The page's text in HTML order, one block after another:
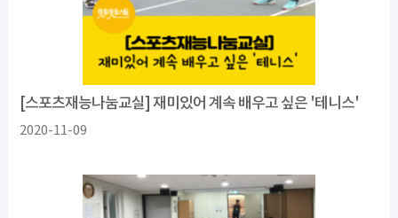
[스포츠재능나눔교실] 재미있어 계속 배우고 싶은 '테니스'
2020-11-09